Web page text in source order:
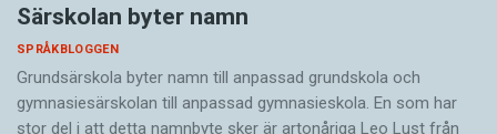
Särskolan byter namn
SPRÅKBLOGGEN
Grundsärskola byter namn till anpassad grundskola och
gymnasiesärskolan till anpassad gymnasieskola. En som har
stor del i att detta namnbyte sker är artonåriga Leo Lust från